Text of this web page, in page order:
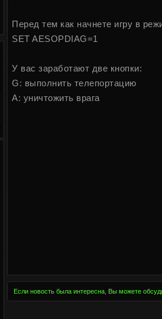
Перед тем как начнете игру в
SET AESOPDIAG=1
У вас заработают две кнопки:
G: выполнить телепортацию
A: уничтожить врага
Если новость была интересна, Вы можете